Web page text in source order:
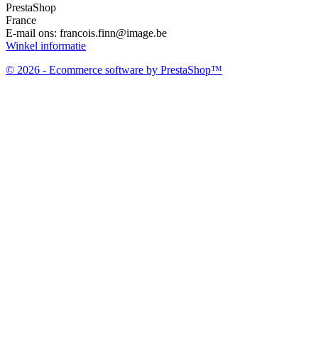
PrestaShop
France
E-mail ons: francois.finn@image.be
Winkel informatie
© 2026 - Ecommerce software by PrestaShop™